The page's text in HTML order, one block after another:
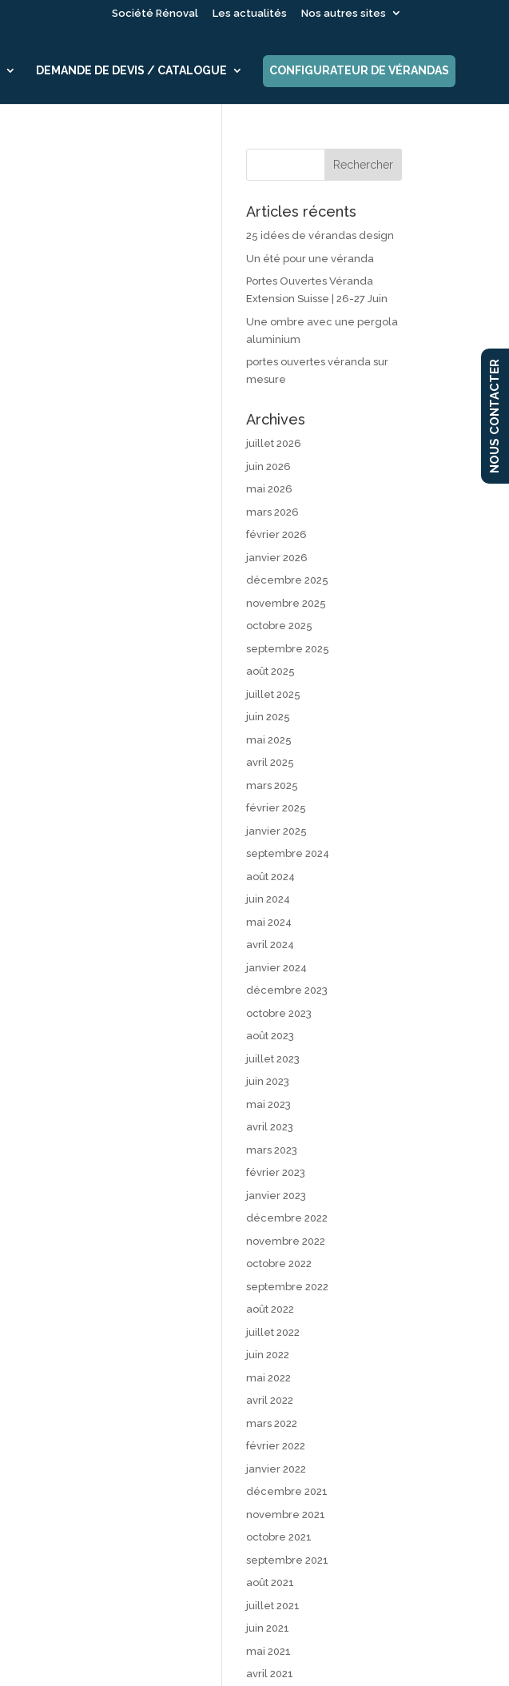
Société Rénoval Les actualités Nos autres sites
DEMANDE DE DEVIS / CATALOGUE CONFIGURATEUR DE VÉRANDAS
Articles récents
25 idées de vérandas design
Un été pour une véranda
Portes Ouvertes Véranda
Extension Suisse | 26-27 Juin
Une ombre avec une pergola
aluminium
portes ouvertes véranda sur
mesure
Archives
juillet 2026
juin 2026
mai 2026
mars 2026
février 2026
janvier 2026
décembre 2025
novembre 2025
octobre 2025
septembre 2025
août 2025
juillet 2025
juin 2025
mai 2025
avril 2025
mars 2025
février 2025
janvier 2025
septembre 2024
août 2024
juin 2024
mai 2024
avril 2024
janvier 2024
décembre 2023
octobre 2023
août 2023
juillet 2023
juin 2023
mai 2023
avril 2023
mars 2023
février 2023
janvier 2023
décembre 2022
novembre 2022
octobre 2022
septembre 2022
août 2022
juillet 2022
juin 2022
mai 2022
avril 2022
mars 2022
février 2022
janvier 2022
décembre 2021
novembre 2021
octobre 2021
septembre 2021
août 2021
juillet 2021
juin 2021
mai 2021
avril 2021
NOUS CONTACTER